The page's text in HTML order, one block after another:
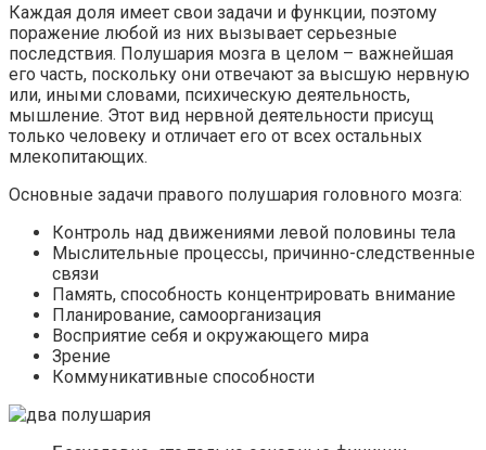
Каждая доля имеет свои задачи и функции, поэтому
поражение любой из них вызывает серьезные
последствия. Полушария мозга в целом – важнейшая
его часть, поскольку они отвечают за высшую нервную
или, иными словами, психическую деятельность,
мышление. Этот вид нервной деятельности присущ
только человеку и отличает его от всех остальных
млекопитающих.
Основные задачи правого полушария головного мозга:
Контроль над движениями левой половины тела
Мыслительные процессы, причинно-следственные
связи
Память, способность концентрировать внимание
Планирование, самоорганизация
Восприятие себя и окружающего мира
Зрение
Коммуникативные способности